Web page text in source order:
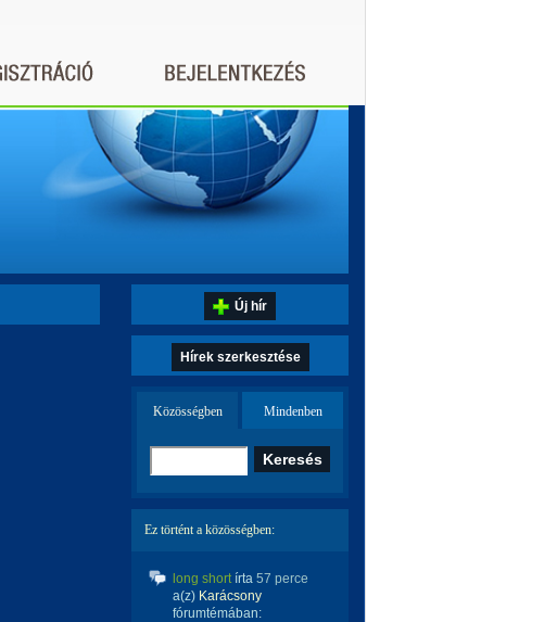
Új hír
Hírek szerkesztése
Közösségben Mindenben
Ez történt a közösségben:
long shortírta 57 perce
a(z) Karácsony
fórumtémában: